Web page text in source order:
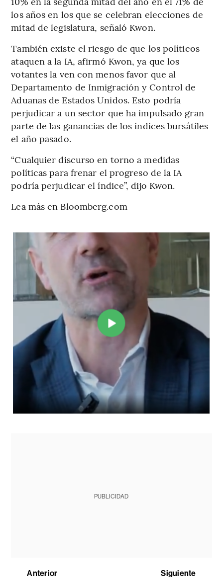
los años en los que se celebran elecciones de
mitad de legislatura, señaló Kwon.
También existe el riesgo de que los políticos
ataquen a la IA, afirmó Kwon, ya que los
votantes la ven con menos favor que al
Departamento de Inmigración y Control de
Aduanas de Estados Unidos. Esto podría
perjudicar a un sector que ha impulsado gran
parte de las ganancias de los índices bursátiles
el año pasado.
“Cualquier discurso en torno a medidas
políticas para frenar el progreso de la IA
podría perjudicar el índice”, dijo Kwon.
Lea más en Bloomberg.com
PUBLICIDAD
Anterior Siguiente